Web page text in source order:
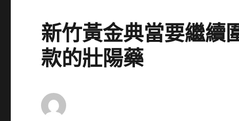
新竹黃金典當要繼續
款的壯陽藥